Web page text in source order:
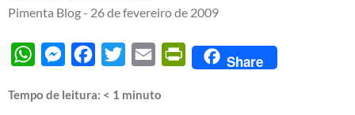
Pimenta Blog - 26 de fevereiro de 2009
WhatsAppMessengerFacebook
Twitter Email PrintFriendly
Share
Tempo de leitura: < 1 minuto